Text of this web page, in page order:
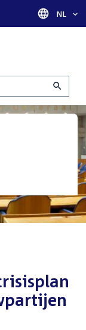
Taal
NL